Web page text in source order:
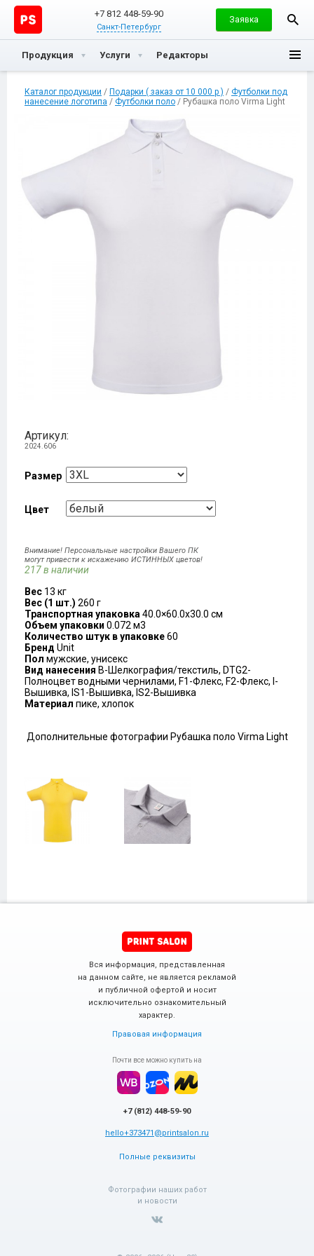
+7 812 448-59-90
Санкт-Петербург
Заявка
Продукция Услуги Редакторы
Каталог продукции / Подарки ( заказ от 10 000 р ) / Футболки под
нанесение логотипа / Футболки поло / Рубашка поло Virma Light
Артикул:
2024.606
Размер
Цвет
Внимание! Персональные настройки Вашего ПК
могут привести к искажению ИСТИННЫХ цветов!
217 в наличии
Вес 13 кг
Вес (1 шт.) 260 г
Транспортная упаковка 40.0×60.0x30.0 см
Объем упаковки 0.072 м3
Количество штук в упаковке60
Бренд Unit
Пол мужские, унисекс
Вид нанесения B-Шелкография/текстиль, DTG2-
Полноцвет водными чернилами, F1-Флекс, F2-Флекс, I-
Вышивка, IS1-Вышивка, IS2-Вышивка
Материал пике, хлопок
Дополнительные фотографии Рубашка поло Virma Light
Вся информация, представленная
на данном сайте, не является рекламой
и публичной офертой и носит
исключительно ознакомительный
характер.
Правовая информация
Почти все можно купить на
+7 (812) 448-59-90
hello+373471@printsalon.ru
Полные реквизиты
Фотографии наших работ
и новости